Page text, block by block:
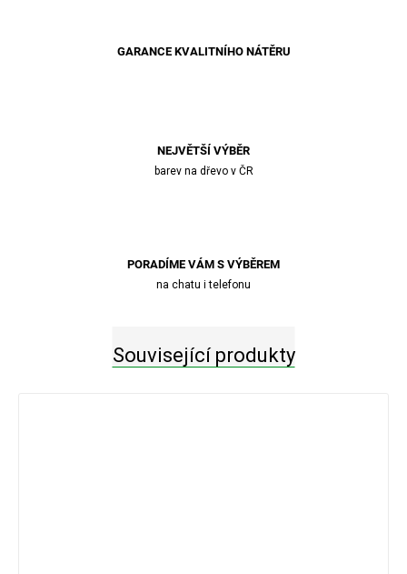
GARANCE KVALITNÍHO NÁTĚRU
NEJVĚTŠÍ VÝBĚR
barev na dřevo v ČR
PORADÍME VÁM S VÝBĚREM
na chatu i telefonu
Související produkty